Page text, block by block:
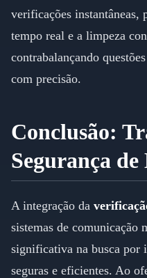
verificações
tempo real e a limpeza
contrabalançando
com precisão.
Conclusão:
Segurança
A integração da
sistemas de comunicação
significativa na busca por
seguras e eficientes. Ao